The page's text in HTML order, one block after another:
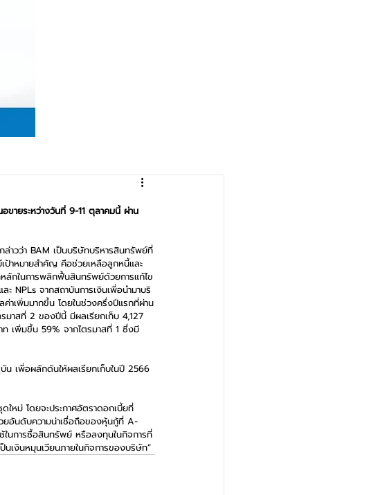
ายระหว่างวันที่ 9-11 ตุลาคมนี้ ผ่าน
าวว่า BAM เป็นบริษัทบริหารสินทรัพย์ที่
าหมายสำคัญ คือช่วยเหลือลูกหนี้และ
ลักในการพลิกฟื้นสินทรัพย์ด้วยการแก้ไข
NPLs จากสถาบันการเงินเพื่อนำมาบริ
าเพิ่มมากขึ้น โดยในช่วงครึ่งปีแรกที่ผ่าน
มาสที่ 2 ของปีนี้ มีผลเรียกเก็บ 4,127
ท เพิ่มขึ้น 59% จากไตรมาสที่ 1 ซึ่งมี
เพื่อผลักดันให้ผลเรียกเก็บในปี 2566
หม่ โดยจะประกาศอัตราดอกเบี้ยที่
ยอันดับความน่าเชื่อถือของหุ้นกู้ที่ A-
ในการซื้อสินทรัพย์ หรือลงทุนในกิจการที่
นเงินหมุนเวียนภายในกิจการของบริษัท”